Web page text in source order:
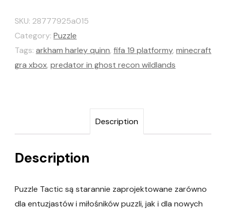
SKU: 28777925a015
Category: Puzzle
Tags: arkham harley quinn, fifa 19 platformy, minecraft
gra xbox, predator in ghost recon wildlands
Description
Description
Puzzle Tactic są starannie zaprojektowane zarówno
dla entuzjastów i miłośników puzzli, jak i dla nowych